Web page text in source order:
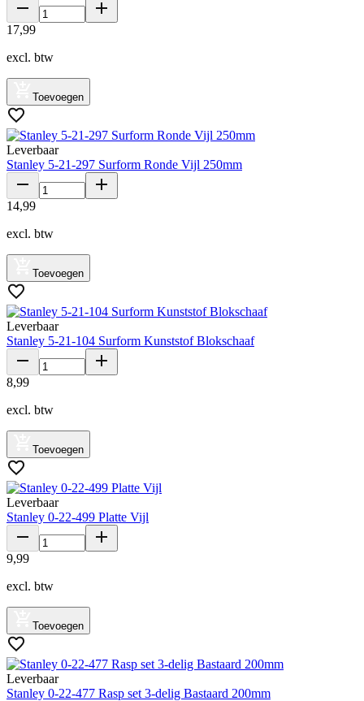
17,99
excl. btw
Toevoegen
Leverbaar
Stanley 5-21-297 Surform Ronde Vijl 250mm
14,99
excl. btw
Toevoegen
Leverbaar
Stanley 5-21-104 Surform Kunststof Blokschaaf
8,99
excl. btw
Toevoegen
Leverbaar
Stanley 0-22-499 Platte Vijl
9,99
excl. btw
Toevoegen
Leverbaar
Stanley 0-22-477 Rasp set 3-delig Bastaard 200mm